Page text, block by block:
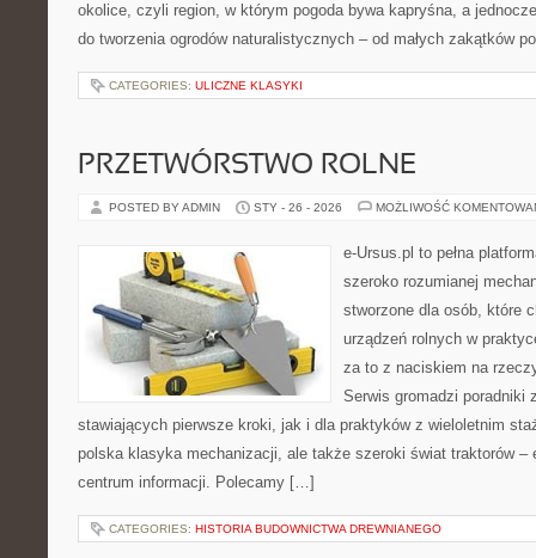
okolice, czyli region, w którym pogoda bywa kapryśna, a
do tworzenia ogrodów naturalistycznych – od małych zakątków
CATEGORIES: ULICZNE KLASYKI
PRZETWÓRSTWO ROLNE
POSTED BY ADMIN STY - 26 - 2026 MOŻLIWOŚĆ
e-Ursus.pl to pełna
szeroko rozumianej
stworzone dla osób, które
urządzeń rolnych w
za to z naciskiem na
Serwis gromadzi poradniki
stawiających pierwsze kroki, jak i dla praktyków z wieloletnim
polska klasyka mechanizacji, ale także szeroki świat traktorów –
centrum informacji. Polecamy […]
CATEGORIES: HISTORIA BUDOWNICTWA DREWNIANEGO